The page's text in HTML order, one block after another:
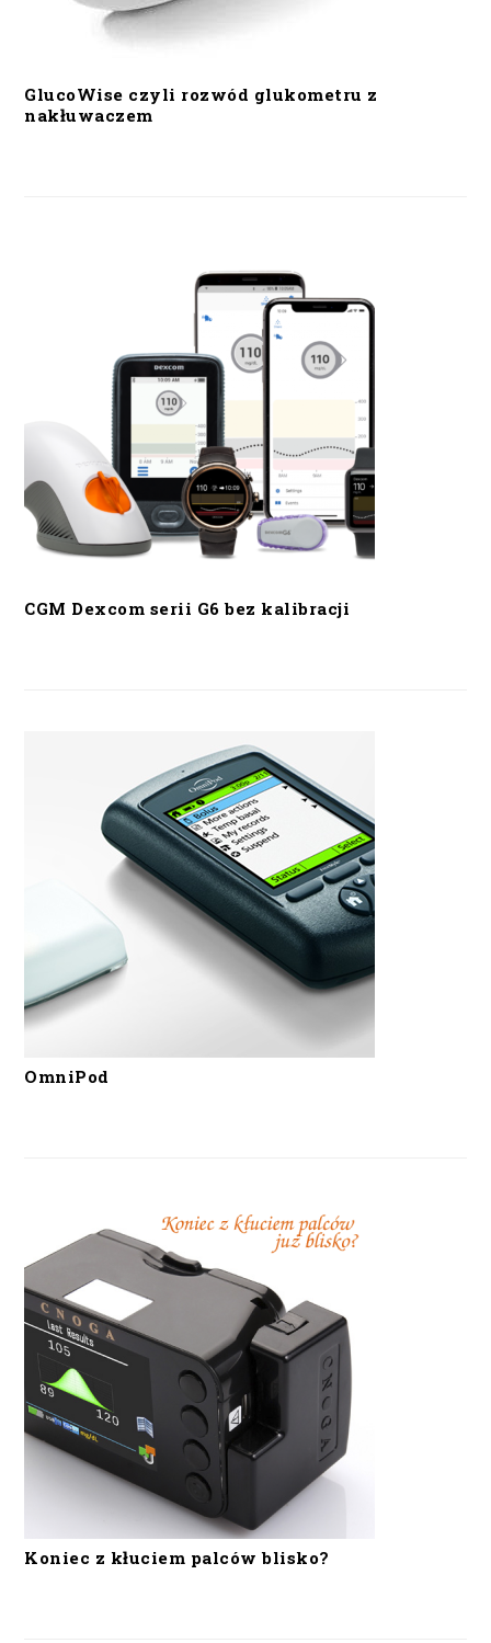
GlucoWise czyli rozwód glukometru z
nakłuwaczem
CGM Dexcom serii G6 bez kalibracji
OmniPod
Koniec z kłuciem palców blisko?